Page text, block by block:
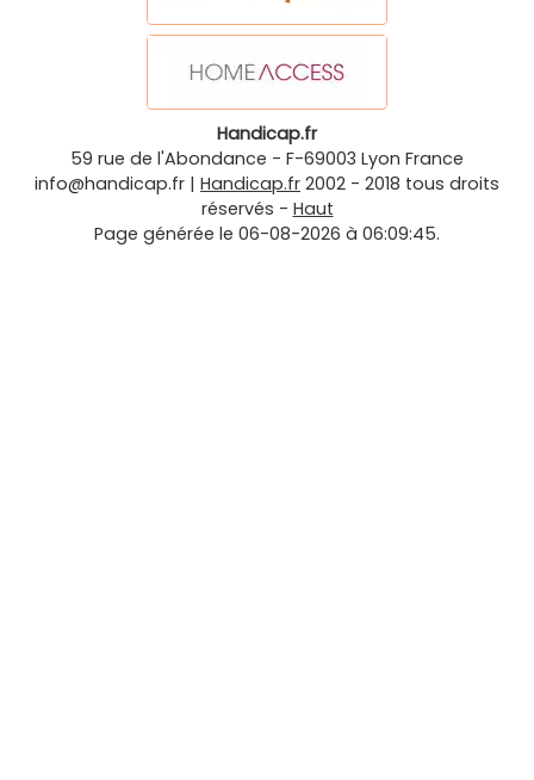
Handicap.fr
59 rue de l'Abondance - F-69003 Lyon France
info@handicap.fr | Handicap.fr 2002 - 2018 tous droits
réservés - Haut
Page générée le 06-08-2026 à 06:09:45.